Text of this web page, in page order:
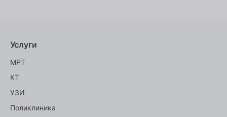
Услуги
МРТ
КТ
УЗИ
Поликлиника